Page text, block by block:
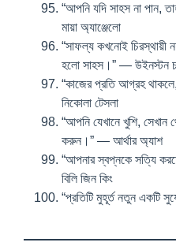
“আপনি যদি সাহস না পান,
মায়া অ্যাঞ্জেলো
“সাফল্য কখনোই চিরস্থায়ী
হলো সাহস।” — উইনস্টন
“কাজের প্রতি আগ্রহ
নিকোলা টেসলা
“আপনি যেখানে খুশি,
করুন।” — আর্থার অ্যাশ
“আপনার স্বপ্নকে সত্যি
বিলি জিন কিং
“প্রতিটি মুহূর্ত নতুন একটি